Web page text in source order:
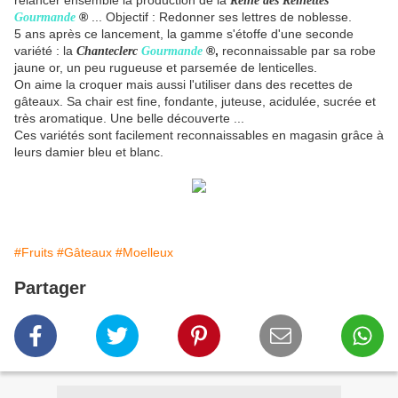
Gourmande ®
... Objectif : Redonner ses lettres de noblesse.
5 ans après ce lancement, la gamme s'étoffe d'une seconde
variété : la Chanteclerc Gourmande ®, reconnaissable par sa robe
jaune or, un peu rugueuse et parsemée de lenticelles
On aime la croquer mais aussi l'utiliser dans des recettes de
gâteaux. Sa chair est fine, fondante, juteuse, acidulée, sucrée et
très aromatique. Une belle découverte ...
Ces variétés sont facilement reconnaissables en magasin grâce à
leurs damier bleu et blanc.
#Fruits #Gâteaux #Moelleux
Partager